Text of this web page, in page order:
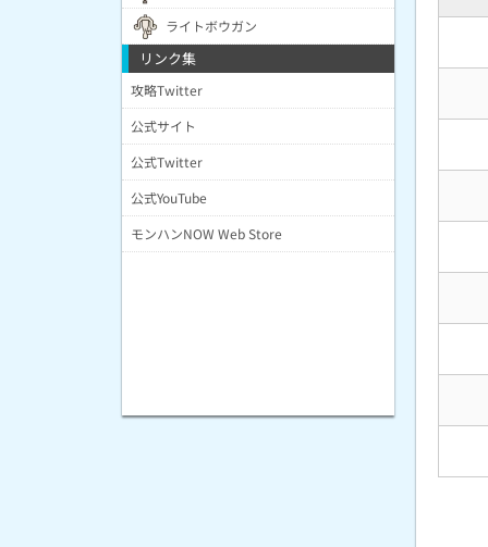
ライトボウガン
リンク集
攻略Twitter
公式サイト
公式Twitter
公式YouTube
モンハンNOW Web Store